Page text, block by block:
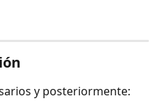
y posteriormente: